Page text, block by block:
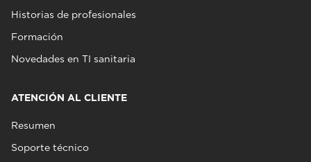
Historias de profesionales
Formación
Novedades en TI sanitaria
ATENCIÓN AL CLIENTE
Resumen
Soporte técnico